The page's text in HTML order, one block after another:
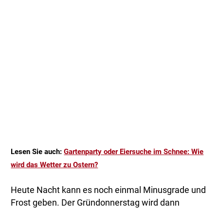
Lesen Sie auch:Gartenparty oder Eiersuche im Schnee: Wie
wird das Wetter zu Ostern?
Heute Nacht kann es noch einmal Minusgrade und
Frost geben. Der Gründonnerstag wird dann